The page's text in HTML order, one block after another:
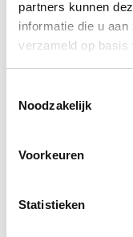
partners kunnen
informatie die u
verzameld op basis
Noodzakelijk
Voorkeuren
Statistieken